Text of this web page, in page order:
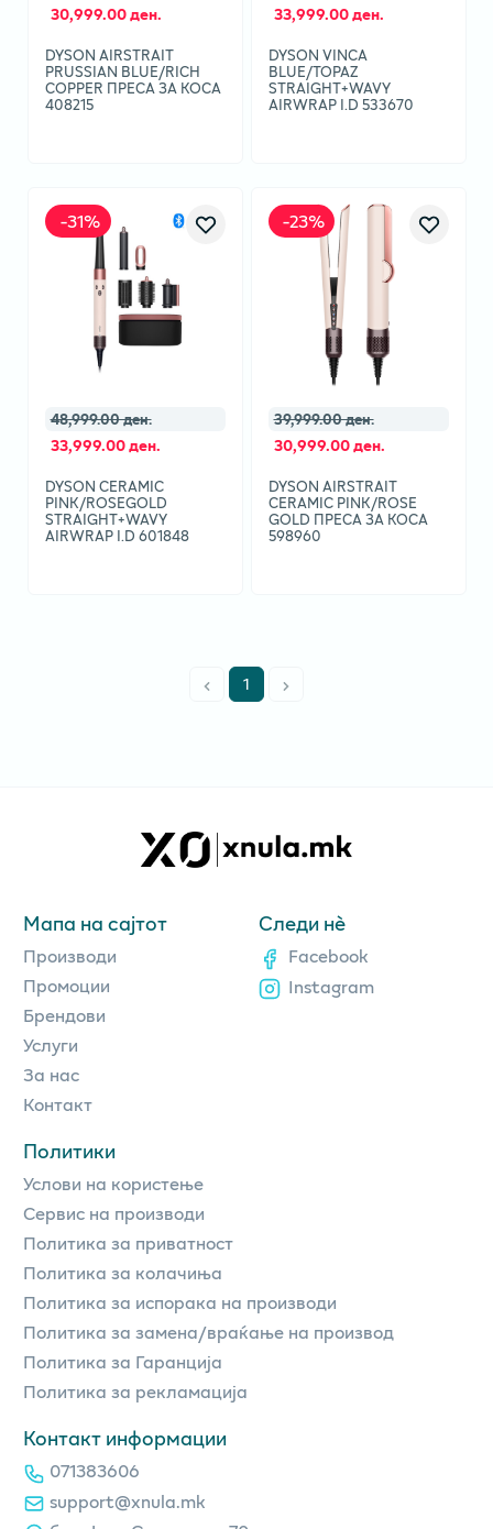
30,999.00 ден.
DYSON AIRSTRAIT
PRUSSIAN BLUE/RICH
COPPER ПРЕСА ЗА КОСА
408215
33,999.00 ден.
DYSON VINCA
BLUE/TOPAZ
STRAIGHT+WAVY
AIRWRAP I.D 533670
-31%
48,999.00 ден.
33,999.00 ден.
DYSON CERAMIC
PINK/ROSEGOLD
STRAIGHT+WAVY
AIRWRAP I.D 601848
-23%
39,999.00 ден.
30,999.00 ден.
DYSON AIRSTRAIT
CERAMIC PINK/ROSE
GOLD ПРЕСА ЗА КОСА
598960
1
Мапа на сајтот
Производи
Промоции
Брендови
Услуги
За нас
Контакт
Политики
Услови на користење
Сервис на производи
Политика за приватност
Политика за колачиња
Политика за испорака на производи
Политика за замена/враќање на производ
Политика за Гаранција
Политика за рекламација
Контакт информации
071383606
support@xnula.mk
Следи нè
Facebook
Instagram